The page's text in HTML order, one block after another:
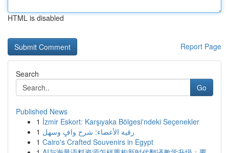
HTML is disabled
Report Page
Search
Go
Published News
1 İzmir Eskort: Karşıyaka Bölgesi'ndeki Seçenekler
1 رقية الأعضاء: شرح وافٍ وسهل
1 Cairo's Crafted Souvenirs in Egypt